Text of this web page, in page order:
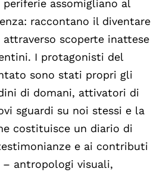
assomigliano al
raccontano il diventare
scoperte inattese
I protagonisti del
sono stati propri gli
di domani, attivatori di
sguardi su noi stessi e la
costituisce un diario di
e ai contributi
antropologi visuali,